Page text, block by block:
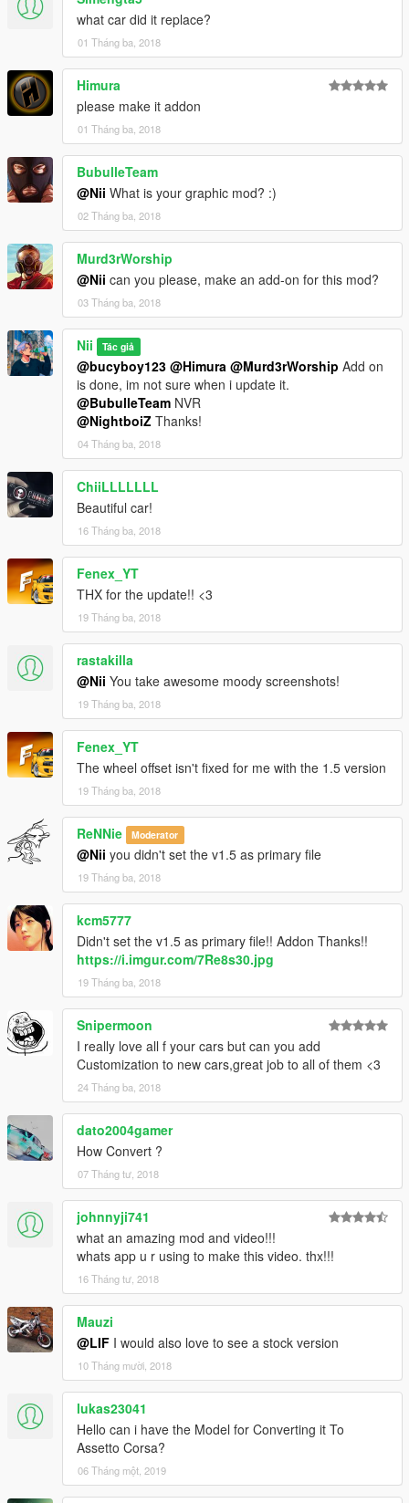
YOU DO NOT HAVE PERMISSION TO UPLOAD THIS FILE ON
ANY OTHER SITES!!!
--------------------------------------------------------------------------
If you wish to make videos, ONLY if you include a mod link.
If you want to support me more, Check out my youtube
channel:
https://www.youtube.com/channel/UCeIfuaHhKM4STjnU-
P3ssmA
-------------------------------------------------------------------------
Changelog:
0,5
Release!
ADD-ON by Kizacudo!
Reworked the Texturing Interior
Better Kit fitment
Fixed Wheel Offset
what car did it replace?
01 Tháng ba, 2018
Himura
please make it addon
01 Tháng ba, 2018
BubulleTeam
@Nii What is your graphic mod? :)
02 Tháng ba, 2018
Murd3rWorship
@Nii can you please, make an add-on for this mod?
03 Tháng ba, 2018
Nii Tác giả
@bucyboy123 @Himura @Murd3rWorship Add on
is done, im not sure when i update it.
@BubulleTeam NVR
@NightboiZ Thanks!
04 Tháng ba, 2018
ChiiLLLLLLL
Beautiful car!
16 Tháng ba, 2018
Fenex_YT
THX for the update!! <3
19 Tháng ba, 2018
rastakilla
@Nii You take awesome moody screenshots!
19 Tháng ba, 2018
Fenex_YT
The wheel offset isn't fixed for me with the 1.5 version
19 Tháng ba, 2018
ReNNie Moderator
@Nii you didn't set the v1.5 as primary file
19 Tháng ba, 2018
kcm5777
Didn't set the v1.5 as primary file!! Addon Thanks!!
https://i.imgur.com/7Re8s30.jpg
19 Tháng ba, 2018
Snipermoon
I really love all f your cars but can you add
Customization to new cars,great job to all of them <3
24 Tháng ba, 2018
dato2004gamer
How Convert ?
07 Tháng tư, 2018
johnnyji741
what an amazing mod and video!!!
whats app u r using to make this video. thx!!!
16 Tháng tư, 2018
Mauzi
@LIF I would also love to see a stock version
10 Tháng mười, 2018
lukas23041
Hello can i have the Model for Converting it To
Assetto Corsa?
06 Tháng một, 2019